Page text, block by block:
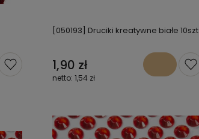
[050193] Druciki kreatywne białe 10szt
1,90 zł
1,54 zł